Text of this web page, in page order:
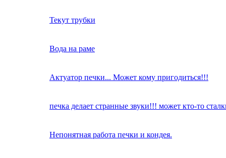
Текут трубки
Вода на раме
Актуатор печки... Может кому пригодиться!!!
печка делает странные звуки!!! может кто-то
Непонятная работа печки и кондея.